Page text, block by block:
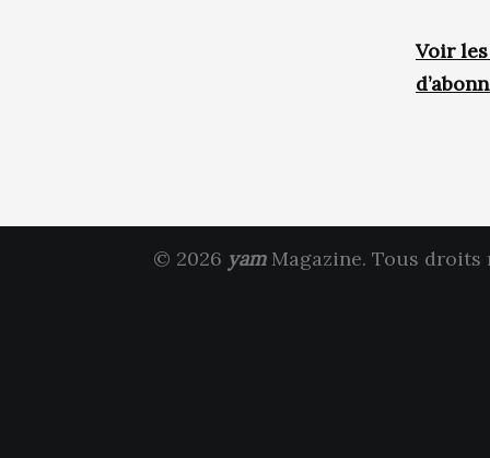
Voir
© 2026 yamMagazine. Tous droits